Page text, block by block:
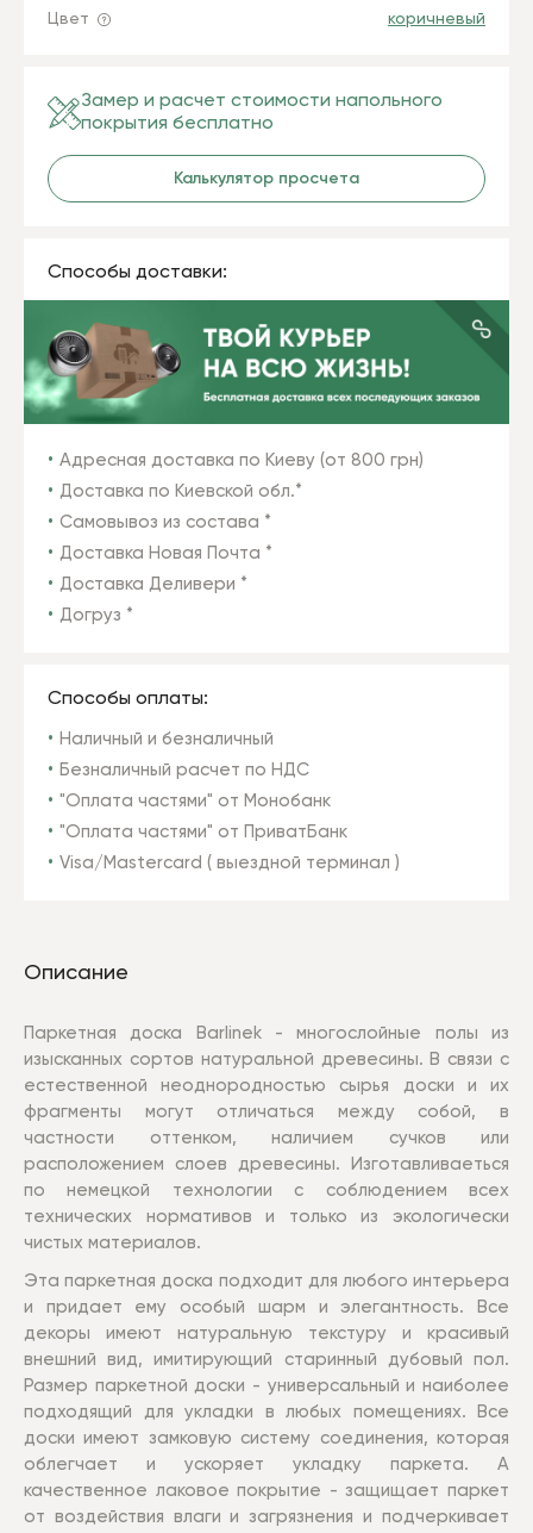
Цвет коричневый
Замер и расчет стоимости напольного
покрытия бесплатно
Калькулятор просчета
Способы доставки:
Адресная доставка по Киеву (от 800 грн)
Доставка по Киевской обл.*
Самовывоз из состава *
Доставка Новая Почта *
Доставка Деливери *
Догруз *
Способы оплаты:
Наличный и безналичный
Безналичный расчет по НДС
"Оплата частями" от Монобанк
"Оплата частями" от ПриватБанк
Visa/Mastercard ( выездной терминал )
Описание
Паркетная доска Barlinek - многослойные полы из
изысканных сортов натуральной древесины. В связи с
естественной неоднородностью сырья доски и их
фрагменты могут отличаться между собой, в
частности оттенком, наличием сучков или
расположением слоев древесины. Изготавливаеться
по немецкой технологии с соблюдением всех
технических нормативов и только из экологически
чистых материалов.
Эта паркетная доска подходит для любого интерьера
и придает ему особый шарм и элегантность. Все
декоры имеют натуральную текстуру и красивый
внешний вид, имитирующий старинный дубовый пол.
Размер паркетной доски - универсальный и наиболее
подходящий для укладки в любых помещениях. Все
доски имеют замковую систему соединения, которая
облегчает и ускоряет укладку паркета. А
качественное лаковое покрытие - защищает паркет
от воздействия влаги и загрязнения и подчеркивает